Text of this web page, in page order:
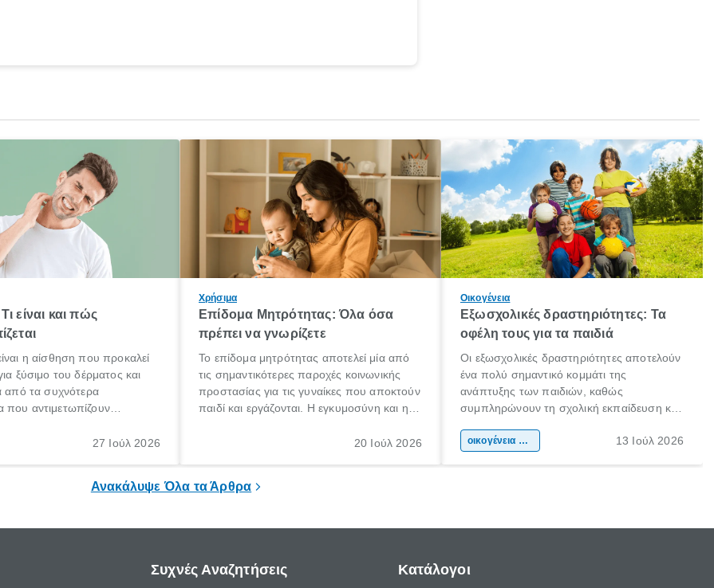
είναι και πώς
η αίσθηση που προκαλεί
ξύσιμο του δέρματος και
από τα συχνότερα
αντιμετωπίζουν
για το «κνησμός τι είναι»,
27 Ιούλ 2026
Χρήσιμα
Επίδομα Μητρότητας: Όλα όσα
πρέπει να γνωρίζετε
Το επίδομα μητρότητας αποτελεί μία από
τις σημαντικότερες παροχές κοινωνικής
προστασίας για τις γυναίκες που αποκτούν
παιδί και εργάζονται. Η εγκυμοσύνη και η
σημαντική περίοδος στη ζωή κάθε20 Ιούλ 2026
Οικογένεια
Εξωσχολικές δραστηριότητες: Τα
οφέλη τους για τα παιδιά
Οι εξωσχολικές δραστηριότητες αποτελούν
ένα πολύ σημαντικό κομμάτι της
ανάπτυξης των παιδιών, καθώς
συμπληρώνουν τη σχολική εκπαίδευση και
της προσωπικότητας, της κοινωνικότητας
οικογένεια & παιδί 13 Ιούλ 2026
Ανακάλυψε Όλα τα Άρθρα
Συχνές Αναζητήσεις Κατάλογοι